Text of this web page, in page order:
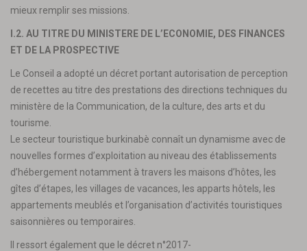
mieux remplir ses missions.
I.2. AU TITRE DU MINISTERE DE L’ECONOMIE, DES FINANCES
ET DE LA PROSPECTIVE
Le Conseil a adopté un décret portant autorisation de perception
de recettes au titre des prestations des directions techniques du
ministère de la Communication, de la culture, des arts et du
tourisme.
Le secteur touristique burkinabè connaît un dynamisme avec de
nouvelles formes d’exploitation au niveau des établissements
d’hébergement notamment à travers les maisons d’hôtes, les
gîtes d’étapes, les villages de vacances, les apparts hôtels, les
appartements meublés et l’organisation d’activités touristiques
saisonnières ou temporaires.
Il ressort également que le décret n°2017-